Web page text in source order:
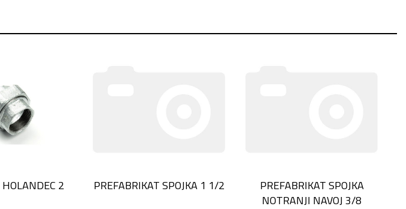
2 PREFABRIKAT SPOJKA 1 1/2
PREFABRIKAT SPOJKA
NOTRANJI NAVOJ 3/8